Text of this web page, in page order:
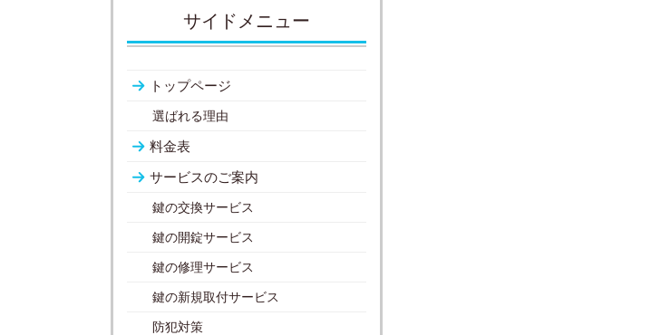
サイドメニュー
トップページ
選ばれる理由
料金表
サービスのご案内
鍵の交換サービス
鍵の開錠サービス
鍵の修理サービス
鍵の新規取付サービス
防犯対策